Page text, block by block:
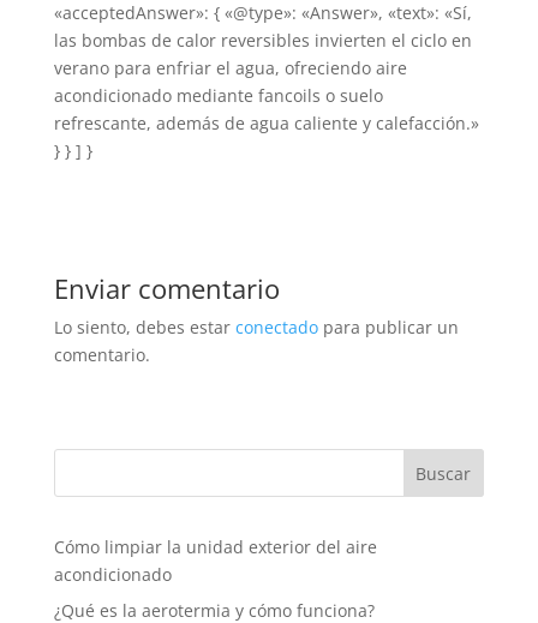
«acceptedAnswer»: { «@type»: «Answer», «text»: «Sí,
las bombas de calor reversibles invierten el ciclo en
verano para enfriar el agua, ofreciendo aire
acondicionado mediante fancoils o suelo
refrescante, además de agua caliente y calefacción.»
} } ] }
Enviar comentario
Lo siento, debes estar conectadopara publicar un
comentario.
Cómo limpiar la unidad exterior del aire
acondicionado
¿Qué es la aerotermia y cómo funciona?